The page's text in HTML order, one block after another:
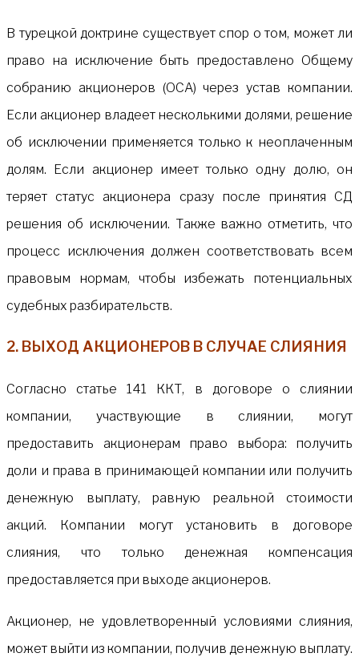
В турецкой доктрине существует спор о том, может ли
право на исключение быть предоставлено Общему
собранию акционеров (ОСА) через устав компании.
Если акционер владеет несколькими долями, решение
об исключении применяется только к неоплаченным
долям. Если акционер имеет только одну долю, он
теряет статус акционера сразу после принятия СД
решения об исключении. Также важно отметить, что
процесс исключения должен соответствовать всем
правовым нормам, чтобы избежать потенциальных
судебных разбирательств.
2. ВЫХОД АКЦИОНЕРОВ В СЛУЧАЕ СЛИЯНИЯ
Согласно статье 141 ККТ, в договоре о слиянии
компании, участвующие в слиянии, могут
предоставить акционерам право выбора: получить
доли и права в принимающей компании или получить
денежную выплату, равную реальной стоимости
акций. Компании могут установить в договоре
слияния, что только денежная компенсация
предоставляется при выходе акционеров.
Акционер, не удовлетворенный условиями слияния,
может выйти из компании, получив денежную выплату.